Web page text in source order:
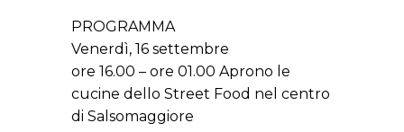
PROGRAMMA
Venerdì, 16 settembre
ore 16.00 – ore 01.00 Aprono le
cucine dello Street Food nel centro
di Salsomaggiore